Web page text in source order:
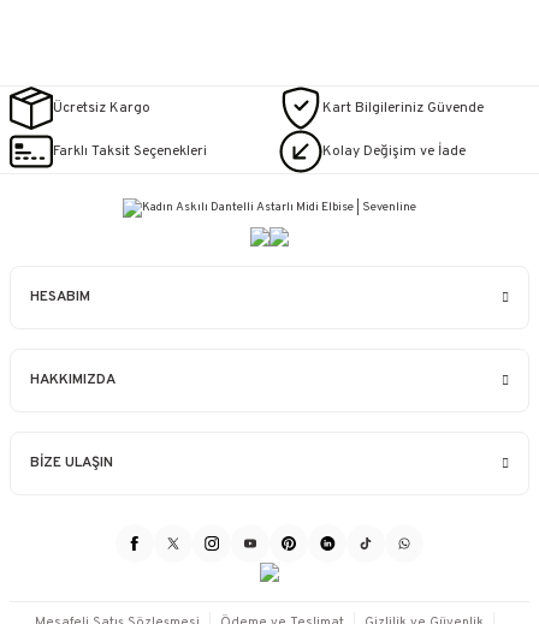
Ücretsiz Kargo Kart Bilgileriniz Güvende
Farklı Taksit Seçenekleri Kolay Değişim ve İade
HESABIM
HAKKIMIZDA
BİZE ULAŞIN